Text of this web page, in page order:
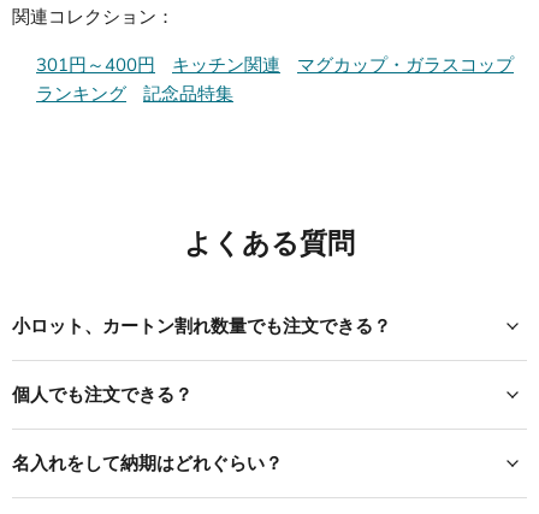
関連コレクション：
301円～400円
キッチン関連
マグカップ・ガラスコップ
ランキング
記念品特集
よくある質問
小ロット、カートン割れ数量でも注文できる？
個人でも注文できる？
名入れをして納期はどれぐらい？